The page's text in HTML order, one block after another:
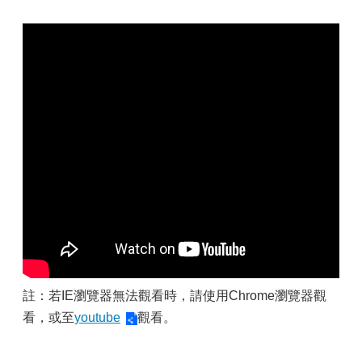
註：若IE瀏覽器無法觀看時，請使用Chrome瀏覽器觀
看，或至youtube 觀看。